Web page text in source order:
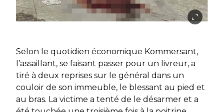
Selon le quotidien économique Kommersant,
l’assaillant, se faisant passer pour un livreur, a
tiré à deux reprises sur le général dans un
couloir de son immeuble, le blessant au pied et
au bras. La victime a tenté de le désarmer et a